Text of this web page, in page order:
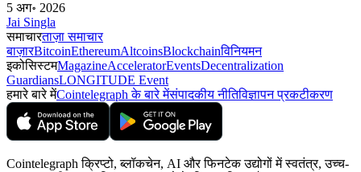
5 अग॰ 2026
Jai Singla
समाचारताज़ा समाचार
बाज़ारBitcoinEthereumAltcoinsBlockchainविनियमन
इकोसिस्टमMagazineAcceleratorEventsDecentralization
GuardiansLONGITUDE Event
हमारे बारे मेंCointelegraph के बारे मेंसंपादकीय नीतिविज्ञापन प्रकटीकरण
Cointelegraph क्रिप्टो, ब्लॉकचेन, AI और फिनटेक उद्योगों में स्वतंत्र, उच्च-